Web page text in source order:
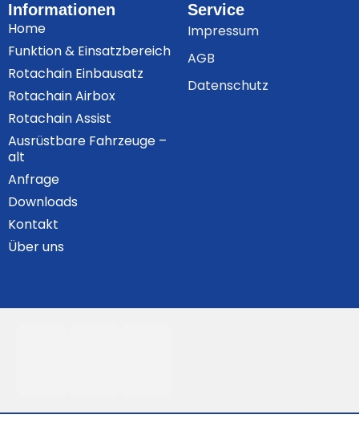
Informationen
Home
Funktion & Einsatzbereich
Rotachain Einbausatz
Rotachain Airbox
Rotachain Assist
Ausrüstbare Fahrzeuge –
alt
Anfrage
Downloads
Kontakt
Über uns
Service
Impressum
AGB
Datenschutz